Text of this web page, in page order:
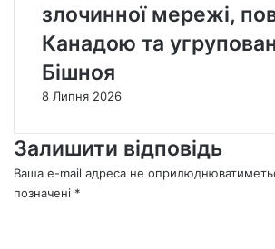
злочинної мережі,
Канадою та
Бішноя
8 Липня 2026
Залишити відповідь
Ваша e-mail адреса не
позначені *